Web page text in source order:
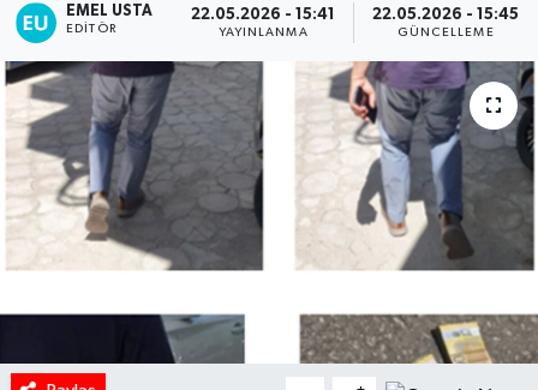
EMEL USTA
EDITÖR
22.05.2026 - 15:41
YAYINLANMA
22.05.2026 - 15:45
GÜNCELLEME